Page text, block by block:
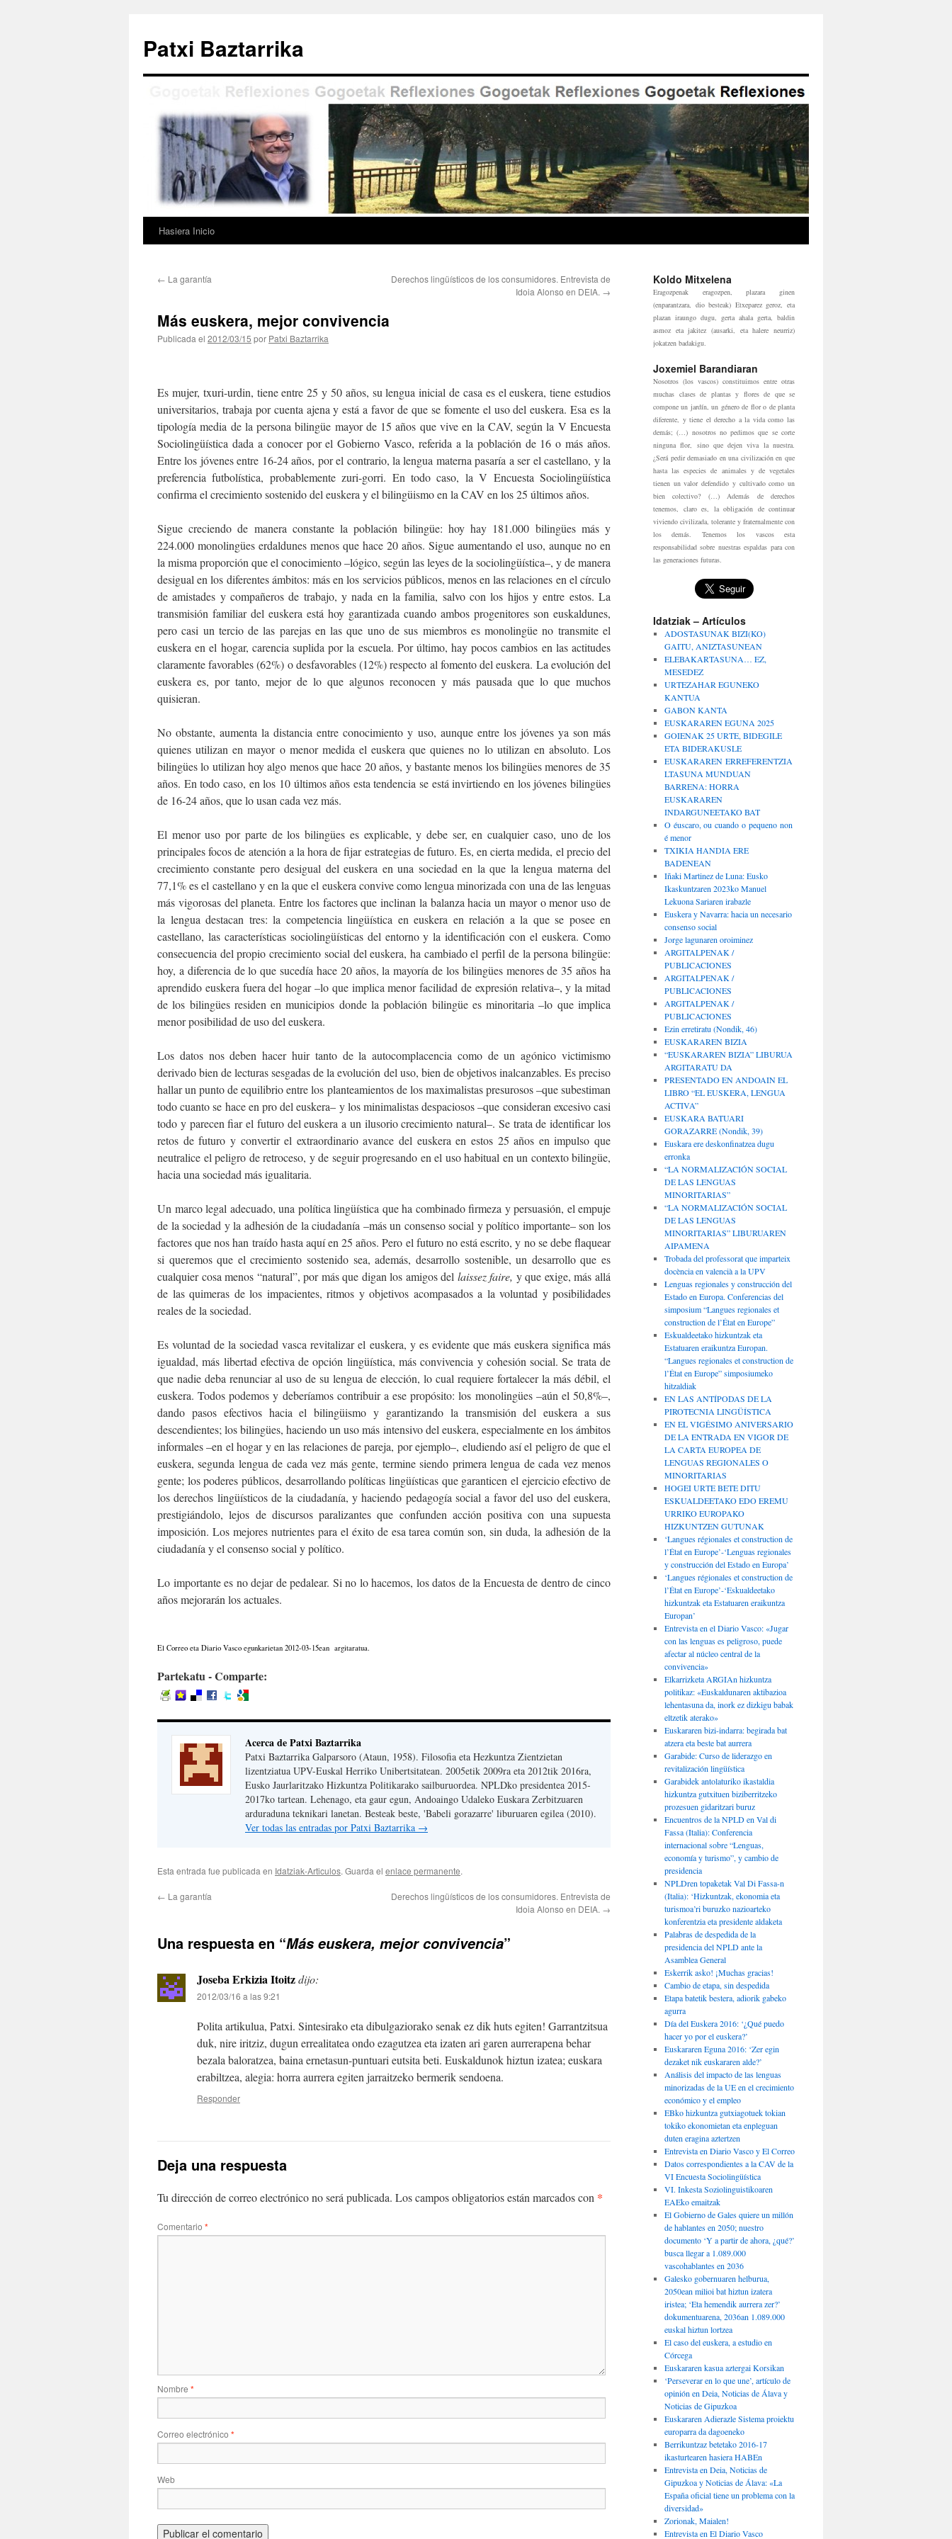
contenido
Patxi Baztarrika
Hasiera Inicio
← La garantía
Derechos lingüísticos de los consumidores. Entrevista de
Idoia Alonso en DEIA. →
Más euskera, mejor convivencia
Publicada el 2012/03/15 por Patxi Baztarrika
Es mujer, txuri-urdin, tiene entre 25 y 50 años, su lengua inicial de casa es el euskera, tiene estudios
universitarios, trabaja por cuenta ajena y está a favor de que se fomente el uso del euskera. Esa es la
tipología media de la persona bilingüe mayor de 15 años que vive en la CAV, según la V Encuesta
Sociolingüística dada a conocer por el Gobierno Vasco, referida a la población de 16 o más años.
Entre los jóvenes entre 16-24 años, por el contrario, la lengua materna pasaría a ser el castellano, y la
preferencia futbolística, probablemente zuri-gorri. En todo caso, la V Encuesta Sociolingüística
confirma el crecimiento sostenido del euskera y el bilingüismo en la CAV en los 25 últimos años.
Sigue creciendo de manera constante la población bilingüe: hoy hay 181.000 bilingües más y
224.000 monolingües erdaldunes menos que hace 20 años. Sigue aumentando el uso, aunque no en
la misma proporción que el conocimiento –lógico, según las leyes de la sociolingüística–, y de manera
desigual en los diferentes ámbitos: más en los servicios públicos, menos en las relaciones en el círculo
de amistades y compañeros de trabajo, y nada en la familia, salvo con los hijos y entre estos. La
transmisión familiar del euskera está hoy garantizada cuando ambos progenitores son euskaldunes,
pero casi un tercio de las parejas en las que uno de sus miembros es monolingüe no transmite el
euskera en el hogar, carencia suplida por la escuela. Por último, hay pocos cambios en las actitudes
claramente favorables (62%) o desfavorables (12%) respecto al fomento del euskera. La evolución del
euskera es, por tanto, mejor de lo que algunos reconocen y más pausada que lo que muchos
quisieran.
No obstante, aumenta la distancia entre conocimiento y uso, aunque entre los jóvenes ya son más
quienes utilizan en mayor o menor medida el euskera que quienes no lo utilizan en absoluto. Los
bilingües lo utilizan hoy algo menos que hace 20 años, y bastante menos los bilingües menores de 35
años. En todo caso, en los 10 últimos años esta tendencia se está invirtiendo en los jóvenes bilingües
de 16-24 años, que lo usan cada vez más.
El menor uso por parte de los bilingües es explicable, y debe ser, en cualquier caso, uno de los
principales focos de atención a la hora de fijar estrategias de futuro. Es, en cierta medida, el precio del
crecimiento constante pero desigual del euskera en una sociedad en la que la lengua materna del
77,1% es el castellano y en la que el euskera convive como lengua minorizada con una de las lenguas
más vigorosas del planeta. Entre los factores que inclinan la balanza hacia un mayor o menor uso de
la lengua destacan tres: la competencia lingüística en euskera en relación a la que se posee en
castellano, las características sociolingüísticas del entorno y la identificación con el euskera. Como
consecuencia del propio crecimiento social del euskera, ha cambiado el perfil de la persona bilingüe:
hoy, a diferencia de lo que sucedía hace 20 años, la mayoría de los bilingües menores de 35 años ha
aprendido euskera fuera del hogar –lo que implica menor facilidad de expresión relativa–, y la mitad
de los bilingües residen en municipios donde la población bilingüe es minoritaria –lo que implica
menor posibilidad de uso del euskera.
Los datos nos deben hacer huir tanto de la autocomplacencia como de un agónico victimismo
derivado bien de lecturas sesgadas de la evolución del uso, bien de objetivos inalcanzables. Es preciso
hallar un punto de equilibrio entre los planteamientos de los maximalistas presurosos –que subestiman
todo cuanto se hace en pro del euskera– y los minimalistas despaciosos –que consideran excesivo casi
todo y parecen fiar el futuro del euskera a un ilusorio crecimiento natural–. Se trata de identificar los
retos de futuro y convertir el extraordinario avance del euskera en estos 25 años en impulso que
neutralice el peligro de retroceso, y de seguir progresando en el uso habitual en un contexto bilingüe,
hacia una sociedad más igualitaria.
Un marco legal adecuado, una política lingüística que ha combinado firmeza y persuasión, el empuje
de la sociedad y la adhesión de la ciudadanía –más un consenso social y político importante– son los
factores que nos han traído hasta aquí en 25 años. Pero el futuro no está escrito, y no se debe flaquear
si queremos que el crecimiento sostenido sea, además, desarrollo sostenible, un desarrollo que es
cualquier cosa menos “natural”, por más que digan los amigos del laissez faire, y que exige, más allá
de las quimeras de los impacientes, ritmos y objetivos acompasados a la voluntad y posibilidades
reales de la sociedad.
Es voluntad de la sociedad vasca revitalizar el euskera, y es evidente que más euskera significa más
igualdad, más libertad efectiva de opción lingüística, más convivencia y cohesión social. Se trata de
que nadie deba renunciar al uso de su lengua de elección, lo cual requiere fortalecer la más débil, el
euskera. Todos podemos y deberíamos contribuir a ese propósito: los monolingües –aún el 50,8%–,
dando pasos efectivos hacia el bilingüismo y garantizando la transmisión del euskera a sus
descendientes; los bilingües, haciendo un uso más intensivo del euskera, especialmente en los ámbitos
informales –en el hogar y en las relaciones de pareja, por ejemplo–, eludiendo así el peligro de que el
euskera, segunda lengua de cada vez más gente, termine siendo primera lengua de cada vez menos
gente; los poderes públicos, desarrollando políticas lingüísticas que garanticen el ejercicio efectivo de
los derechos lingüísticos de la ciudadanía, y haciendo pedagogía social a favor del uso del euskera,
prestigiándolo, lejos de discursos paralizantes que confunden acción positiva con una supuesta
imposición. Los mejores nutrientes para el éxito de esa tarea común son, sin duda, la adhesión de la
ciudadanía y el consenso social y político.
Lo importante es no dejar de pedalear. Si no lo hacemos, los datos de la Encuesta de dentro de cinco
años mejorarán los actuales.
El Correo eta Diario Vasco egunkarietan 2012-03-15ean argitaratua.
Partekatu - Comparte:
Acerca de Patxi Baztarrika
Patxi Baztarrika Galparsoro (Ataun, 1958). Filosofia eta Hezkuntza Zientzietan
lizentziatua UPV-Euskal Herriko Unibertsitatean. 2005etik 2009ra eta 2012tik 2016ra,
Eusko Jaurlaritzako Hizkuntza Politikarako sailburuordea. NPLDko presidentea 2015-
2017ko tartean. Lehenago, eta gaur egun, Andoaingo Udaleko Euskara Zerbitzuaren
arduraduna teknikari lanetan. Besteak beste, 'Babeli gorazarre' liburuaren egilea (2010).
Ver todas las entradas por Patxi Baztarrika →
Esta entrada fue publicada en Idatziak-Articulos. Guarda el enlace permanente.
← La garantía
Derechos lingüísticos de los consumidores. Entrevista de
Idoia Alonso en DEIA. →
Una respuesta en “Más euskera, mejor convivencia”
Joseba Erkizia Itoitzdijo:
2012/03/16 a las 9:21
Polita artikulua, Patxi. Sintesirako eta dibulgaziorako senak ez dik huts egiten! Garrantzitsua
duk, nire iritziz, dugun errealitatea ondo ezagutzea eta izaten ari garen aurrerapena behar
bezala baloratzea, baina ernetasun-puntuari eutsita beti. Euskaldunok hiztun izatea; euskara
erabiltzea, alegia: horra aurrera egiten jarraitzeko bermerik sendoena.
Responder
Deja una respuesta
Tu dirección de correo electrónico no será publicada. Los campos obligatorios están marcados con *
Comentario *
Nombre *
Correo electrónico *
Web
Koldo Mitxelena
Eragozpenak eragozpen, plazara ginen
(enparantzara, dio besteak) Etxeparez geroz, eta
plazan iraungo dugu, gerta ahala gerta, baldin
asmoz eta jakitez (ausarki, eta halere neurriz)
jokatzen badakigu.
Joxemiel Barandiaran
Nosotros (los vascos) constituimos entre otras
muchas clases de plantas y flores de que se
compone un jardín, un género de flor o de planta
diferente, y tiene el derecho a la vida como las
demás; (…) nosotros no pedimos que se corte
ninguna flor, sino que dejen viva la nuestra.
¿Será pedir demasiado en una civilización en que
hasta las especies de animales y de vegetales
tienen un valor defendido y cultivado como un
bien colectivo? (…) Además de derechos
tenemos, claro es, la obligación de continuar
viviendo civilizada, tolerante y fraternalmente con
los demás. Tenemos los vascos esta
responsabilidad sobre nuestras espaldas para con
las generaciones futuras.
Idatziak – Artículos
ADOSTASUNAK BIZI(KO)
GAITU, ANIZTASUNEAN
ELEBAKARTASUNA… EZ,
MESEDEZ
URTEZAHAR EGUNEKO
KANTUA
GABON KANTA
EUSKARAREN EGUNA 2025
GOIENAK 25 URTE, BIDEGILE
ETA BIDERAKUSLE
EUSKARAREN ERREFERENTZIA
LTASUNA MUNDUAN
BARRENA: HORRA
EUSKARAREN
INDARGUNEETAKO BAT
O éuscaro, ou cuando o pequeno non
é menor
TXIKIA HANDIA ERE
BADENEAN
Iñaki Martinez de Luna: Eusko
Ikaskuntzaren 2023ko Manuel
Lekuona Sariaren irabazle
Euskera y Navarra: hacia un necesario
consenso social
Jorge lagunaren oroiminez
ARGITALPENAK /
PUBLICACIONES
ARGITALPENAK /
PUBLICACIONES
ARGITALPENAK /
PUBLICACIONES
Ezin erretiratu (Nondik, 46)
EUSKARAREN BIZIA
“EUSKARAREN BIZIA” LIBURUA
ARGITARATU DA
PRESENTADO EN ANDOAIN EL
LIBRO “EL EUSKERA, LENGUA
ACTIVA”
EUSKARA BATUARI
GORAZARRE (Nondik, 39)
Euskara ere deskonfinatzea dugu
erronka
“LA NORMALIZACIÓN SOCIAL
DE LAS LENGUAS
MINORITARIAS”
“LA NORMALIZACIÓN SOCIAL
DE LAS LENGUAS
MINORITARIAS” LIBURUAREN
AIPAMENA
Trobada del professorat que imparteix
docència en valencià a la UPV
Lenguas regionales y construcción del
Estado en Europa. Conferencias del
simposium “Langues regionales et
construction de l’État en Europe”
Eskualdeetako hizkuntzak eta
Estatuaren eraikuntza Europan.
“Langues regionales et construction de
l’État en Europe” simposiumeko
hitzaldiak
EN LAS ANTÍPODAS DE LA
PIROTECNIA LINGÜÍSTICA
EN EL VIGÉSIMO ANIVERSARIO
DE LA ENTRADA EN VIGOR DE
LA CARTA EUROPEA DE
LENGUAS REGIONALES O
MINORITARIAS
HOGEI URTE BETE DITU
ESKUALDEETAKO EDO EREMU
URRIKO EUROPAKO
HIZKUNTZEN GUTUNAK
‘Langues régionales et construction de
l’État en Europe’-‘Lenguas regionales
y construcción del Estado en Europa’
‘Langues régionales et construction de
l’État en Europe’-‘Eskualdeetako
hizkuntzak eta Estatuaren eraikuntza
Europan’
Entrevista en el Diario Vasco: «Jugar
con las lenguas es peligroso, puede
afectar al núcleo central de la
convivencia»
Elkarrizketa ARGIAn hizkuntza
politikaz: «Euskaldunaren aktibazioa
lehentasuna da, inork ez dizkigu babak
eltzetik aterako»
Euskararen bizi-indarra: begirada bat
atzera eta beste bat aurrera
Garabide: Curso de liderazgo en
revitalización lingüística
Garabidek antolaturiko ikastaldia
hizkuntza gutxituen biziberritzeko
prozesuen gidaritzari buruz
Encuentros de la NPLD en Val di
Fassa (Italia): Conferencia
internacional sobre “Lenguas,
economía y turismo”, y cambio de
presidencia
NPLDren topaketak Val Di Fassa-n
(Italia): ‘Hizkuntzak, ekonomia eta
turismoa’ri buruzko nazioarteko
konferentzia eta presidente aldaketa
Palabras de despedida de la
presidencia del NPLD ante la
Asamblea General
Eskerrik asko! ¡Muchas gracias!
Cambio de etapa, sin despedida
Etapa batetik bestera, adiorik gabeko
agurra
Día del Euskera 2016: ‘¿Qué puedo
hacer yo por el euskera?’
Euskararen Eguna 2016: ‘Zer egin
dezaket nik euskararen alde?’
Análisis del impacto de las lenguas
minorizadas de la UE en el crecimiento
económico y el empleo
EBko hizkuntza gutxiagotuek tokian
tokiko ekonomietan eta enpleguan
duten eragina aztertzen
Entrevista en Diario Vasco y El Correo
Datos correspondientes a la CAV de la
VI Encuesta Sociolingüística
VI. Inkesta Soziolinguistikoaren
EAEko emaitzak
El Gobierno de Gales quiere un millón
de hablantes en 2050; nuestro
documento ‘Y a partir de ahora, ¿qué?’
busca llegar a 1.089.000
vascohablantes en 2036
Galesko gobernuaren helburua,
2050ean milioi bat hiztun izatera
iristea; ‘Eta hemendik aurrera zer?’
dokumentuarena, 2036an 1.089.000
euskal hiztun lortzea
El caso del euskera, a estudio en
Córcega
Euskararen kasua aztergai Korsikan
‘Perseverar en lo que une’, artículo de
opinión en Deia, Noticias de Álava y
Noticias de Gipuzkoa
Euskararen Adierazle Sistema proiektu
europarra da dagoeneko
Berrikuntzaz betetako 2016-17
ikasturtearen hasiera HABEn
Entrevista en Deia, Noticias de
Gipuzkoa y Noticias de Álava: «La
España oficial tiene un problema con la
diversidad»
Zorionak, Maialen!
Entrevista en El Diario Vasco